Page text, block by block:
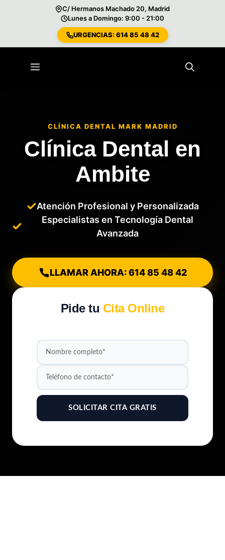
C/ Hermanos Machado 20, Madrid
Lunes a Domingo: 9:00 - 21:00
URGENCIAS: 614 85 48 42
Menú
CLÍNICA DENTAL MARK MADRID
Clínica Dental en
Ambite
Atención Profesional y Personalizada
Especialistas en Tecnología Dental
Avanzada
LLAMAR AHORA: 614 85 48 42
Pide tu Cita Online